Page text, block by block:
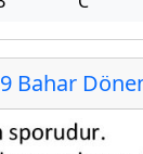
Bahar